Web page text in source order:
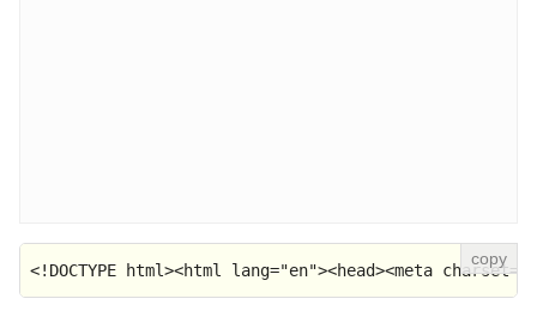
<!DOCTYPE html><html lang="en"><head><meta charset=